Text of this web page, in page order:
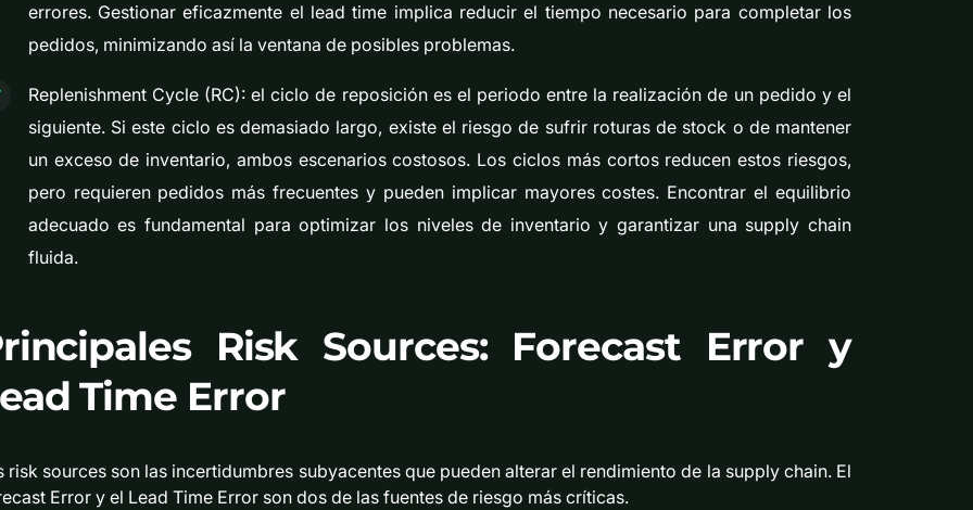
errores. Gestionar eficazmente el lead time implica reducir el tiempo necesario para completar los
pedidos, minimizando así la ventana de posibles problemas.
Replenishment Cycle (RC): el ciclo de reposición es el periodo entre la realización de un pedido y el
siguiente. Si este ciclo es demasiado largo, existe el riesgo de sufrir roturas de stock o de mantener
un exceso de inventario, ambos escenarios costosos. Los ciclos más cortos reducen estos riesgos,
pero requieren pedidos más frecuentes y pueden implicar mayores costes. Encontrar el equilibrio
adecuado es fundamental para optimizar los niveles de inventario y garantizar una supply chain
fluida.
Risk Sources: Forecast Error y
Time Error
risk sources son las incertidumbres subyacentes que pueden alterar el rendimiento de la supply chain. El
Error y el Lead Time Error son dos de las fuentes de riesgo más críticas.